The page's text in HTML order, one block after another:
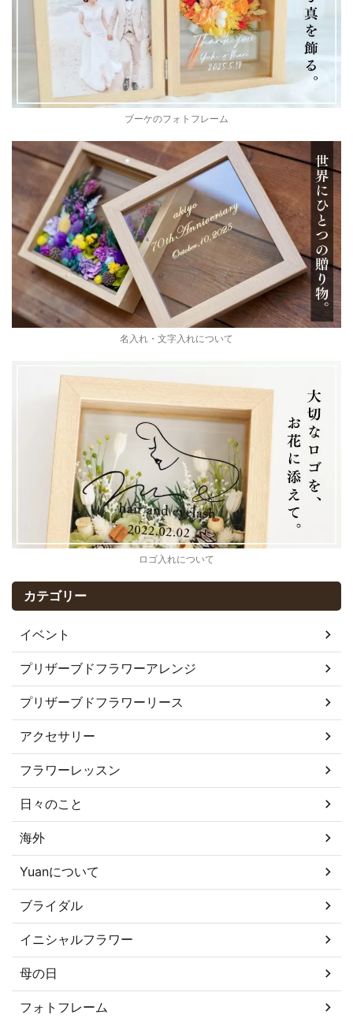
ブーケのフォトフレーム
名入れ・文字入れについて
ロゴ入れについて
カテゴリー
イベント
プリザーブドフラワーアレンジ
プリザーブドフラワーリース
アクセサリー
フラワーレッスン
日々のこと
海外
Yuanについて
ブライダル
イニシャルフラワー
母の日
フォトフレーム